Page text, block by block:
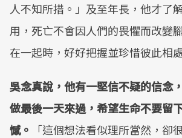
人不知所措。」及至年長，他才了
用，死亡不會因人們的畏懼而改變
在一起時，好好把握並珍惜彼此相
吳念真說，他有一堅信不疑的信念
做最後一天來過，希望生命不要留
憾。
「這個想法看似理所當然，卻